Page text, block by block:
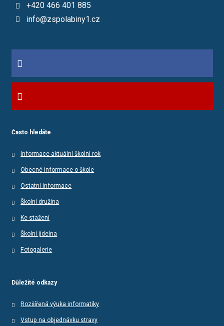
+420 466 401 885
info@zspolabiny1.cz
Často hledáte
Informace aktuální školní rok
Obecné informace o škole
Ostatní informace
Školní družina
Ke stažení
Školní jídelna
Fotogalerie
Důležité odkazy
Rozšířená výuka informatiky
Vstup na objednávku stravy